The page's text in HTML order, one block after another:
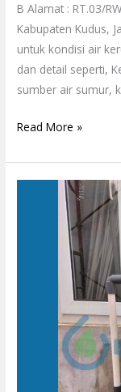
B Alamat : RT.03/
Kabupaten Kudus,
untuk kondisi air
dan detail seperti,
sumber air sumur,
Read More »
Penjernih
Purwomartani